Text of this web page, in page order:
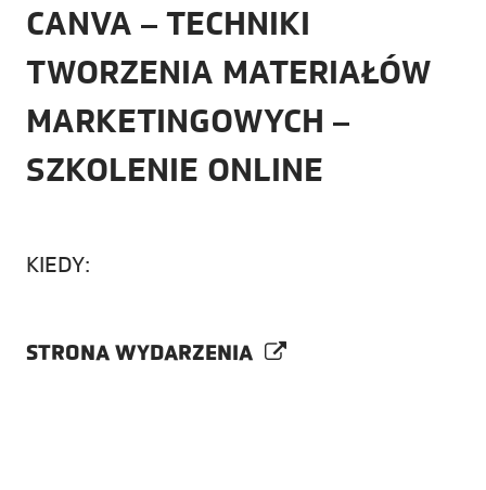
CANVA – TECHNIKI
TWORZENIA MATERIAŁÓW
MARKETINGOWYCH –
SZKOLENIE ONLINE
KIEDY:
STRONA WYDARZENIA